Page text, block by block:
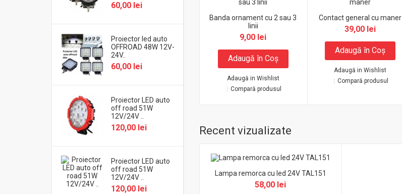
60,00 lei
Proiector led auto
OFFROAD 48W 12V-
24V..
60,00 lei
Proiector LED auto
off road 51W
12V/24V ..
120,00 lei
Proiector LED auto
off road 51W
12V/24V ..
120,00 lei
Banda ornament cu 2 sau 3
linii
9,00 lei
Adaugă în Coş
Adaugă in Wishlist
Compară produsul
Contact general cu maner
39,00 lei
Adaugă în Coş
Adaugă in Wishlist
Compară produsul
Recent vizualizate
Lampa remorca cu led 24V TAL151
58,00 lei